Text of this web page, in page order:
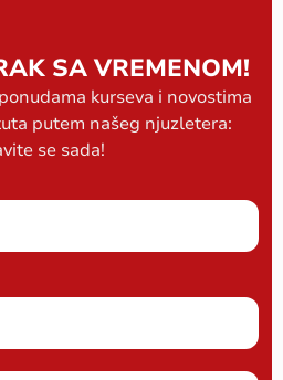
SA VREMENOM!
kurseva i novostima
putem našeg njuzletera:
se sada!